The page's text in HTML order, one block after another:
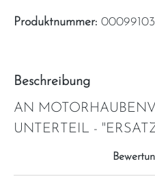
Produktnummer:
Beschreibung
AN
UNTERTEIL -
France
Greece